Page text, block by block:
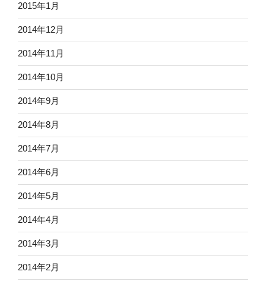
2015年1月
2014年12月
2014年11月
2014年10月
2014年9月
2014年8月
2014年7月
2014年6月
2014年5月
2014年4月
2014年3月
2014年2月